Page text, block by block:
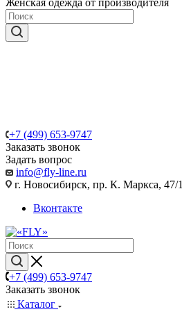
Женская одежда от производителя
+7 (499) 653-9747
Заказать звонок
Задать вопрос
info@fly-line.ru
г. Новосибирск, пр. К. Маркса, 47/1
Вконтакте
+7 (499) 653-9747
Заказать звонок
Каталог